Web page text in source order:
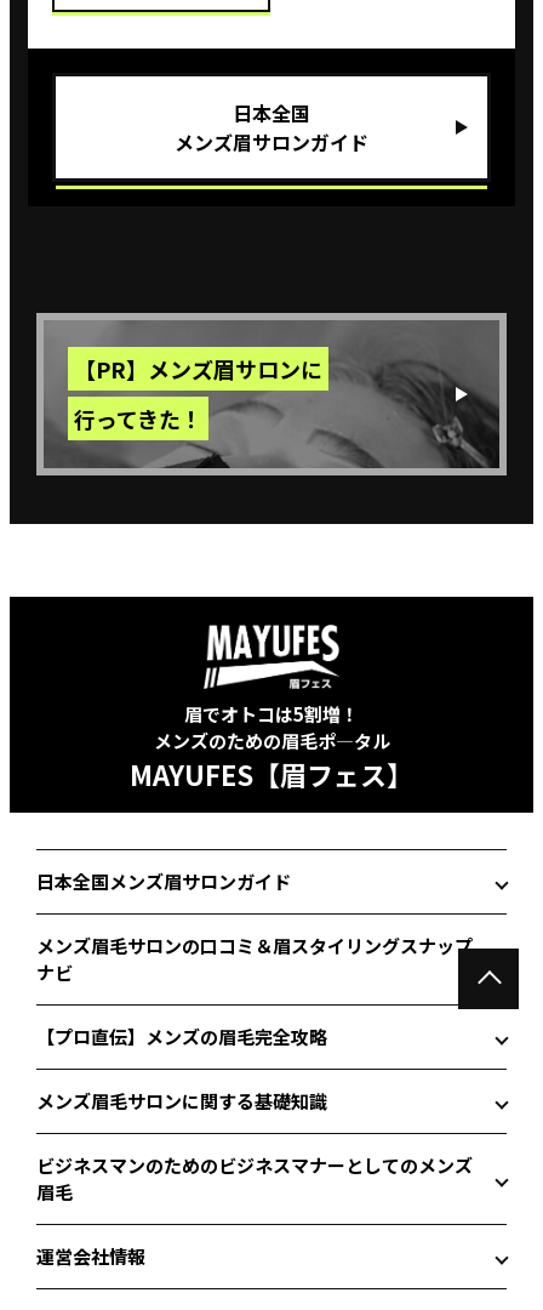
⽇本全国
メンズ眉サロンガイド
【PR】メンズ眉サロンに
行ってきた！
眉でオトコは5割増！
メンズのための眉毛ポ―タル
MAYUFES【眉フェス】
日本全国メンズ眉サロンガイド
メンズ眉毛サロンの口コミ＆眉スタイリングスナップ
ナビ
【プロ直伝】メンズの眉毛完全攻略
メンズ眉毛サロンに関する基礎知識
ビジネスマンのためのビジネスマナーとしてのメンズ
眉毛
運営会社情報